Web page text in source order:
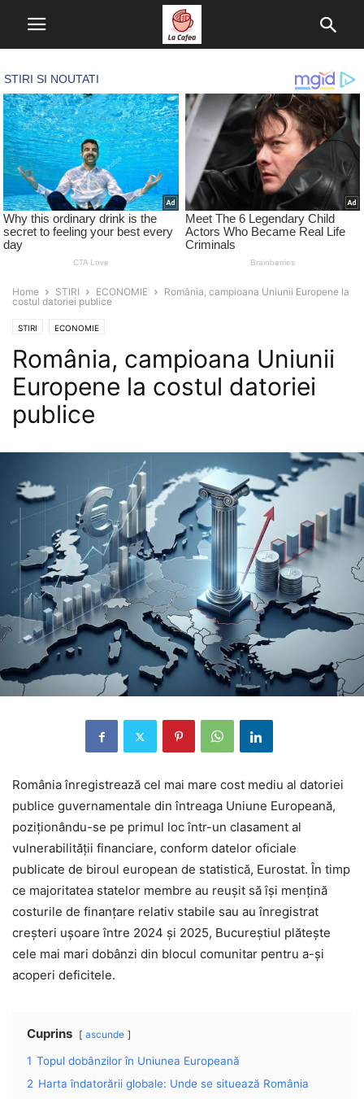
Home STIRI ECONOMIE
România, campioana Uniunii Europene la
costul datoriei publice
STIRI ECONOMIE
România, campioana Uniunii
Europene la costul datoriei
publice
România înregistrează cel mai mare cost mediu al datoriei
publice guvernamentale din întreaga Uniune Europeană,
poziționându-se pe primul loc într-un clasament al
vulnerabilității financiare, conform datelor oficiale
publicate de biroul european de statistică, Eurostat. În timp
ce majoritatea statelor membre au reușit să își mențină
costurile de finanțare relativ stabile sau au înregistrat
creșteri ușoare între 2024 și 2025, Bucureștiul plătește
cele mai mari dobânzi din blocul comunitar pentru a-și
acoperi deficitele.
Cuprins ascunde
1 Topul dobânzilor în Uniunea Europeană
2 Harta îndatorării globale: Unde se situează România